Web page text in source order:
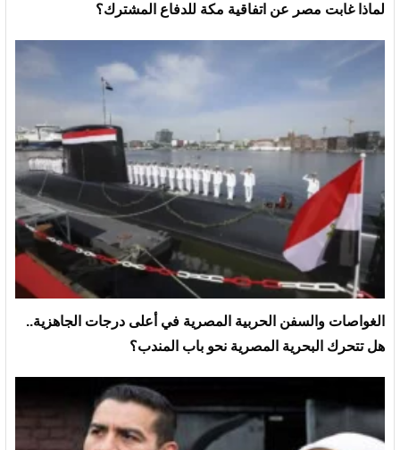
لماذا غابت مصر عن اتفاقية مكة للدفاع المشترك؟
الغواصات والسفن الحربية المصرية في أعلى درجات الجاهزية..
هل تتحرك البحرية المصرية نحو باب المندب؟